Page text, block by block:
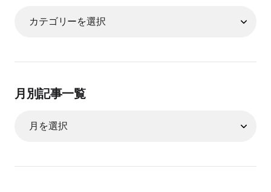
月別記事一覧